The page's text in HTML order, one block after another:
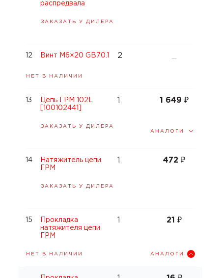
распредвала
ЗАКАЗАТЬ У ДИЛЕРА
Винт M6×20 GB70.1 2 —
НЕТ В НАЛИЧИИ
12
Цепь ГРМ 102L
[100102441]
1 649₽
ЗАКАЗАТЬ У ДИЛЕРА
АНАЛОГИ
13
Натяжитель цепи
ГРМ
472₽
ЗАКАЗАТЬ У ДИЛЕРА
14
Прокладка
натяжителя цепи
ГРМ
21₽
НЕТ В НАЛИЧИИ АНАЛОГИ
15